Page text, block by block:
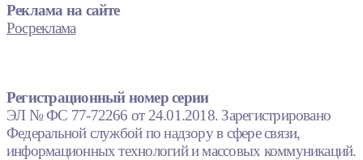
Реклама на сайте
Росреклама
Регистрационный номер серии
ЭЛ № ФС 77-72266 от 24.01.2018. Зарегистрировано
Федеральной службой по надзору в сфере связи,
информационных технологий и массовых коммуникаций.